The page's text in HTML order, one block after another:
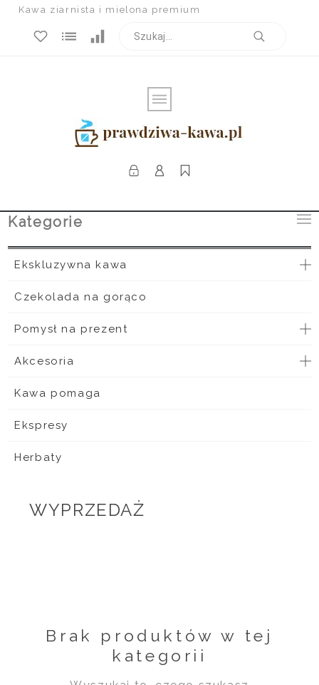
Kawa ziarnista i mielona premium
Kategorie
Ekskluzywna kawa
Czekolada na gorąco
Pomysł na prezent
Akcesoria
Kawa pomaga
Ekspresy
Herbaty
WYPRZEDAŻ
Brak produktów w tej
kategorii